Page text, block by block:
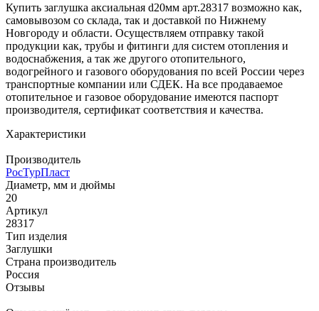
Купить заглушка аксиальная d20мм арт.28317 возможно как,
самовывозом со склада, так и доставкой по Нижнему
Новгороду и области. Осуществляем отправку такой
продукции как, трубы и фитинги для систем отопления и
водоснабжения, а так же другого отопительного,
водогрейного и газового оборудования по всей России через
транспортные компании или СДЕК. На все продаваемое
отопительное и газовое оборудование имеются паспорт
производителя, сертификат соответствия и качества.
Характеристики
Производитель
РосТурПласт
Диаметр, мм и дюймы
20
Артикул
28317
Тип изделия
Заглушки
Страна производитель
Россия
Отзывы